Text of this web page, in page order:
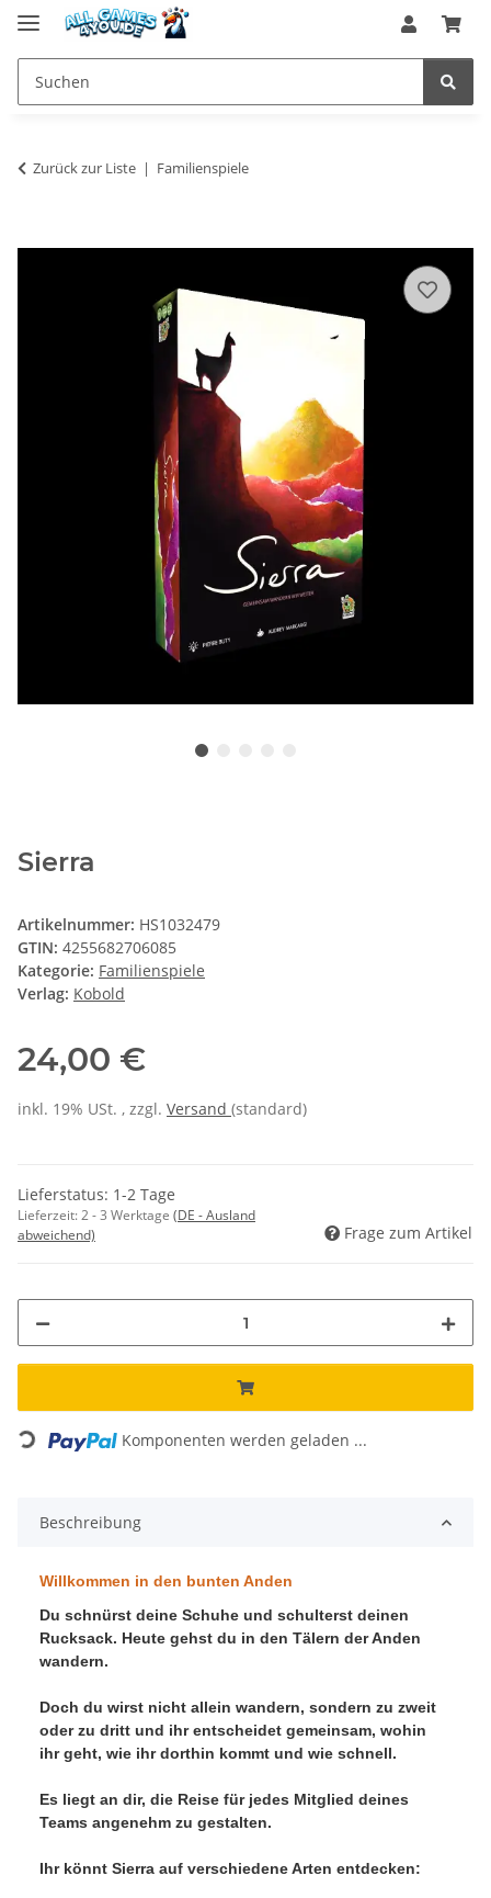
Zurück zur Liste Familienspiele
Sierra
Artikelnummer: HS1032479
GTIN: 4255682706085
Kategorie: Familienspiele
Verlag: Kobold
24,00 €
inkl. 19% USt. , zzgl. Versand (standard)
Lieferstatus: 1-2 Tage
Lieferzeit:2 - 3 Werktage (DE - Ausland
abweichend)
Frage zum Artikel
Loading... Komponenten werden geladen ...
Beschreibung
Willkommen in den bunten Anden
Du schnürst deine Schuhe und schulterst deinen
Rucksack. Heute gehst du in den Tälern der Anden
wandern.
Doch du wirst nicht allein wandern, sondern zu zweit
oder zu dritt und ihr entscheidet gemeinsam, wohin
ihr geht, wie ihr dorthin kommt und wie schnell.
Es liegt an dir, die Reise für jedes Mitglied deines
Teams angenehm zu gestalten.
Ihr könnt Sierra auf verschiedene Arten entdecken: